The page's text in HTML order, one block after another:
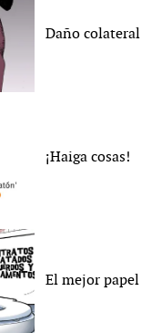
Daño colateral
¡Haiga cosas!
El mejor papel